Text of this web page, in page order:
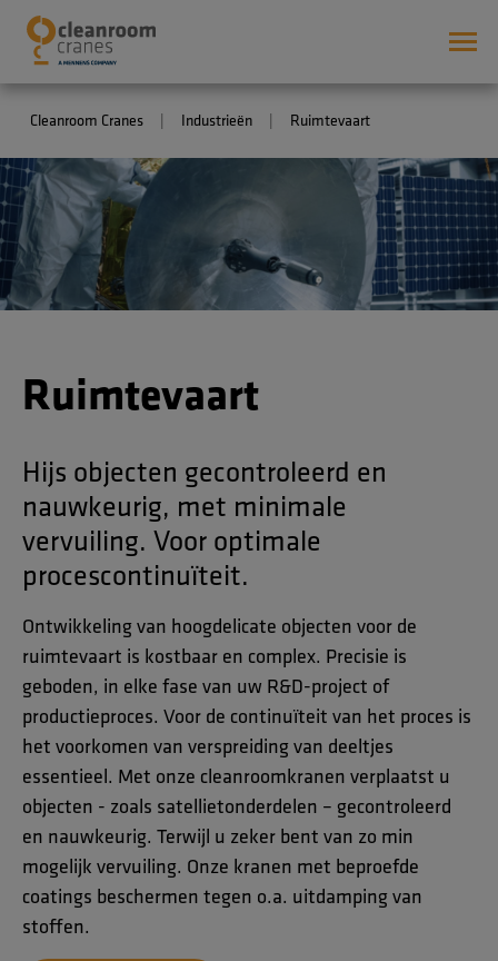
Cleanroom Cranes Industrieën Ruimtevaart
Ruimtevaart
Hijs objecten gecontroleerd en
nauwkeurig, met minimale
vervuiling. Voor optimale
procescontinuïteit.
Ontwikkeling van hoogdelicate objecten voor de
ruimtevaart is kostbaar en complex. Precisie is
geboden, in elke fase van uw R&D-project of
productieproces. Voor de continuïteit van het proces is
het voorkomen van verspreiding van deeltjes
essentieel. Met onze cleanroomkranen verplaatst u
objecten - zoals satellietonderdelen – gecontroleerd
en nauwkeurig. Terwijl u zeker bent van zo min
mogelijk vervuiling. Onze kranen met beproefde
coatings beschermen tegen o.a. uitdamping van
stoffen.